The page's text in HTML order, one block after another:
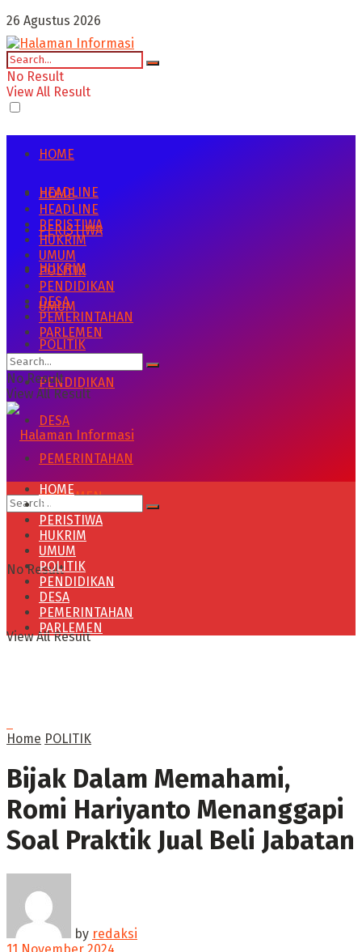
26 Agustus 2026
No Result
View All Result
HOME
HEADLINE
PERISTIWA
HUKRIM
UMUM
POLITIK
PENDIDIKAN
DESA
PEMERINTAHAN
PARLEMEN
HOME
HEADLINE
PERISTIWA
HUKRIM
UMUM
POLITIK
PENDIDIKAN
DESA
PEMERINTAHAN
PARLEMEN
No Result
View All Result
No Result
View All Result
HOME
HEADLINE
PERISTIWA
HUKRIM
UMUM
POLITIK
PENDIDIKAN
DESA
PEMERINTAHAN
PARLEMEN
Home POLITIK
Bijak Dalam Memahami,
Romi Hariyanto Menanggapi
Soal Praktik Jual Beli Jabatan
by redaksi